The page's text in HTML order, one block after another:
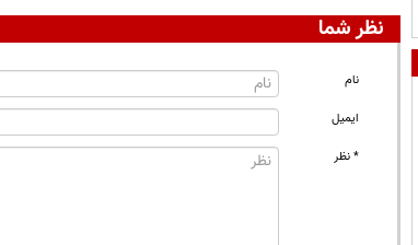
نظر شما
نام
ایمیل
* نظر